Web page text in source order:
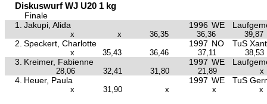
Diskuswurf WJ U20 1 kg
Finale
1.
Jakupi, Alida 1996 WE
x x 36,35 36,36 39,87
2. Speckert, Charlotte 1997 NO TuS
x 35,43 36,46 37,11 38,53
3. Kreimer, Fabienne 1997 WE
28,06 32,41 31,80 21,89 x
4. Heuer, Paula 1997 WE TuS
x 31,90 x x x